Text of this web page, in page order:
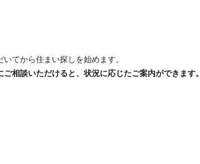
てから住まい探しを始めます。
相談いただけると、状況に応じたご案内ができます。